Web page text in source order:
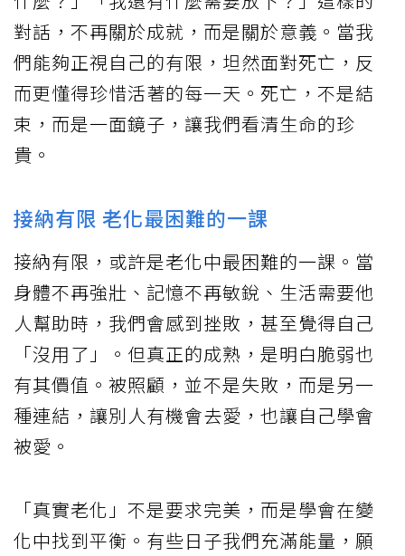
對話，不再關於成就，而是關於意義。當我
們能夠正視自己的有限，坦然面對死亡，反
而更懂得珍惜活著的每一天。死亡，不是結
束，而是一面鏡子，讓我們看清生命的珍
貴。
接納有限 老化最困難的一課
接納有限，或許是老化中最困難的一課。當
身體不再強壯、記憶不再敏銳、生活需要他
人幫助時，我們會感到挫敗，甚至覺得自己
「沒用了」。但真正的成熟，是明白脆弱也
有其價值。被照顧，並不是失敗，而是另一
種連結，讓別人有機會去愛，也讓自己學會
被愛。
「真實老化」不是要求完美，而是學會在變
化中找到平衡。有些日子我們充滿能量，願